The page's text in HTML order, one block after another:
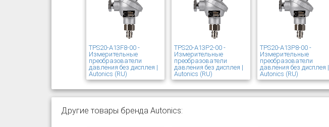
TPS20-A13F8-00 -
Измерительные
преобразователи
давления без дисплея |
Autonics (RU)
TPS20-A13P2-00 -
Измерительные
преобразователи
давления без дисплея |
Autonics (RU)
TPS20-A13P8-00 -
Измерительные
преобразователи
давления без дисплея |
Autonics (RU)
Другие товары бренда Autonics: